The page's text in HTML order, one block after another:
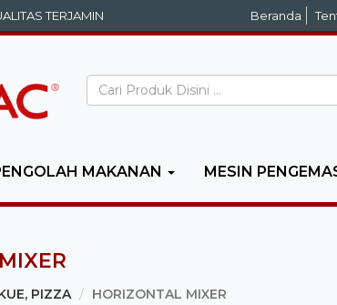
TERJAMIN Beranda
MAKANAN MESIN
PIZZA HORIZONTAL MIXER